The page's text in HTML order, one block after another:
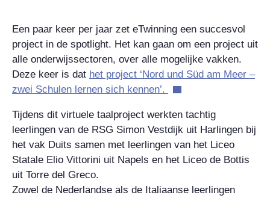
Een paar keer per jaar zet eTwinning een succesvol
project in de spotlight. Het kan gaan om een project uit
alle onderwijssectoren, over alle mogelijke vakken.
Deze keer is dat het project ‘Nord und Süd am Meer –
zwei Schulen lernen sich kennen’.
Tijdens dit virtuele taalproject werkten tachtig
leerlingen van de RSG Simon Vestdijk uit Harlingen bij
het vak Duits samen met leerlingen van het Liceo
Statale Elio Vittorini uit Napels en het Liceo de Bottis
uit Torre del Greco.
Zowel de Nederlandse als de Italiaanse leerlingen